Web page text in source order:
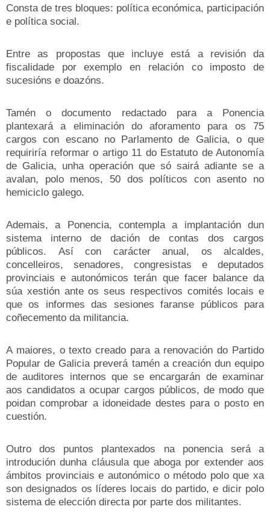
Consta de tres bloques: política económica, participación
e política social.
Entre as propostas que incluye está a revisión da
fiscalidade por exemplo en relación co imposto de
sucesións e doazóns.
Tamén o documento redactado para a Ponencia
plantexará a eliminación do aforamento para os 75
cargos con escano no Parlamento de Galicia, o que
requiriría reformar o artigo 11 do Estatuto de Autonomía
de Galicia, unha operación que só sairá adiante se a
avalan, polo menos, 50 dos políticos con asento no
hemiciclo galego.
Ademais, a Ponencia, contempla a implantación dun
sistema interno de dación de contas dos cargos
públicos. Así con carácter anual, os alcaldes,
concelleiros, senadores, congresistas e deputados
provinciais e autonómicos terán que facer balance da
súa xestión ante os seus respectivos comités locais e
que os informes das sesiones faranse públicos para
coñecemento da militancia.
A maiores, o texto creado para a renovación do Partido
Popular de Galicia preverá tamén a creación dun equipo
de auditores internos que se encargarán de examinar
aos candidatos a ocupar cargos públicos, de modo que
poidan comprobar a idoneidade destes para o posto en
cuestión.
Outro dos puntos plantexados na ponencia será a
introdución dunha cláusula que aboga por extender aos
ámbitos provinciais e autonómico o método polo que xa
son designados os líderes locais do partido, e dicir polo
sistema de elección directa por parte dos militantes.